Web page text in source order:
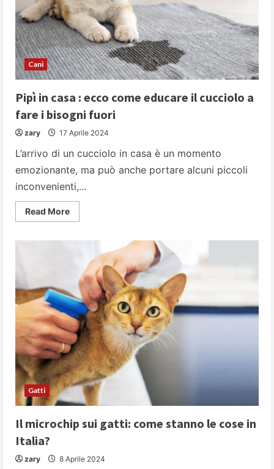
Cani
Pipì in casa : ecco come educare il cucciolo a
fare i bisogni fuori
zary 17 Aprile 2024
L’arrivo di un cucciolo in casa è un momento
emozionante, ma può anche portare alcuni piccoli
inconvenienti,...
Read MoreRead
more
ecco
come
educare
il
cucciolo
a
fare
i
bisogni
fuori
Gatti
Il microchip sui gatti: come stanno le cose in
Italia?
zary 8 Aprile 2024